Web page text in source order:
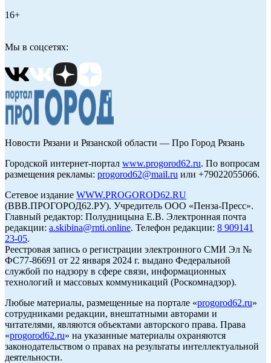
16+
Мы в соцсетях:
Новости Рязани и Рязанской области — Про Город Рязань
Городской интернет-портал www.progorod62.ru. По вопросам
размещения рекламы: progorod62@mail.ru или +79022055066.
Сетевое издание WWW.PROGOROD62.RU
(ВВВ.ПРОГОРОД62.РУ). Учредитель ООО «Пенза-Пресс».
Главный редактор: Полудницына Е.В. Электронная почта
редакции: a.skibina@rnti.online. Телефон редакции: 8 909141
23-05.
Реестровая запись о регистрации электронного СМИ Эл №
ФС77-86691 от 22 января 2024 г. выдано Федеральной
службой по надзору в сфере связи, информационных
технологий и массовых коммуникаций (Роскомнадзор).
Любые материалы, размещенные на портале «progorod62.ru»
сотрудниками редакции, внештатными авторами и
читателями, являются объектами авторского права. Права
«progorod62.ru» на указанные материалы охраняются
законодательством о правах на результаты интеллектуальной
деятельности.